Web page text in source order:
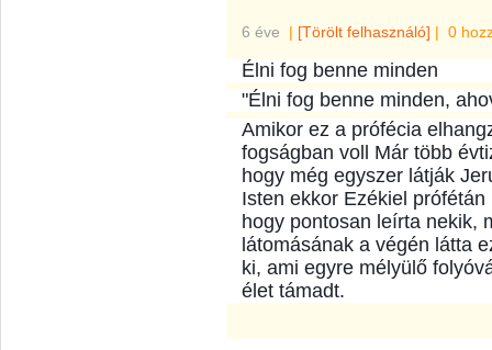
6 éve | [Törölt felhasználó] | 0
Élni fog benne minden
"Élni fog benne minden,
Amikor ez a prófécia
fogságban voll Már több
hogy még egyszer látják
Isten ekkor Ezékiel
hogy pontosan leírta nekik,
látomásának a végén látta
ki, ami egyre mélyülő foly
élet támadt.